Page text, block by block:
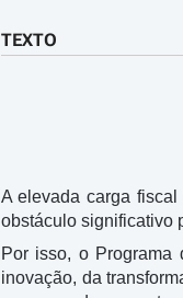
TEXTO
A elevada carga
obstáculo significativo
Por isso, o Programa
inovação, da